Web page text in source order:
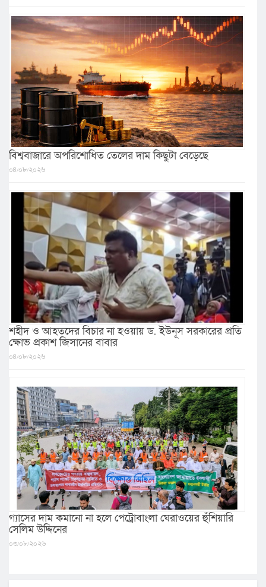
বিশ্ববাজারে অপরিশোধিত তেলের দাম কিছুটা বেড়েছে
০৪/০৮/২০২৬
শহীদ ও আহতদের বিচার না হওয়ায় ড. ইউনূস সরকারের প্রতি
ক্ষোভ প্রকাশ জিসানের বাবার
০৪/০৮/২০২৬
গ্যাসের দাম কমানো না হলে পেট্রোবাংলা ঘেরাওয়ের হুঁশিয়ারি
সেলিম উদ্দিনের
০৩/০৮/২০২৬